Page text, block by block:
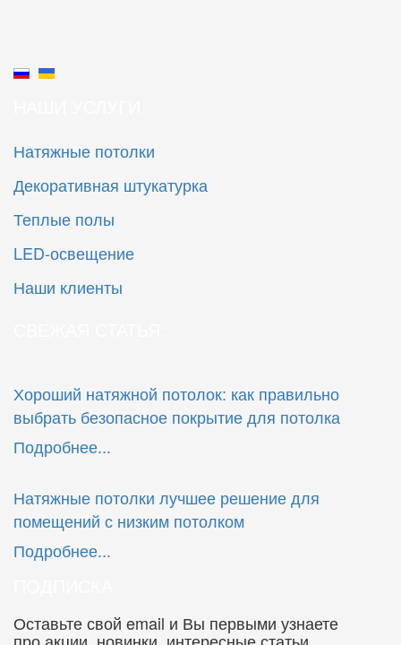
Натяжные потолки
Декоративная штукатурка
Теплые полы
LED-освещение
Наши клиенты
Хороший натяжной потолок: как правильно
выбрать безопасное покрытие для потолка
Подробнее...
Натяжные потолки лучшее решение для
помещений с низким потолком
Подробнее...
Оставьте свой email и Вы первыми узнаете
про акции, новинки, интересные статьи